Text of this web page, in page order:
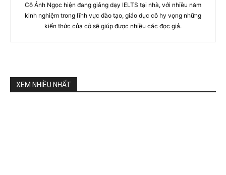
Cô Ánh Ngọc hiện đang giảng dạy IELTS tại nhà, với nhiều năm
kinh nghiệm trong lĩnh vực đào tạo, giáo dục cô hy vọng những
kiến thức của cô sẽ giúp được nhiều các đọc giả.
XEM NHIỀU NHẤT